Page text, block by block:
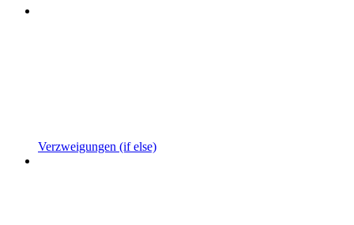
Verzweigungen (if else)